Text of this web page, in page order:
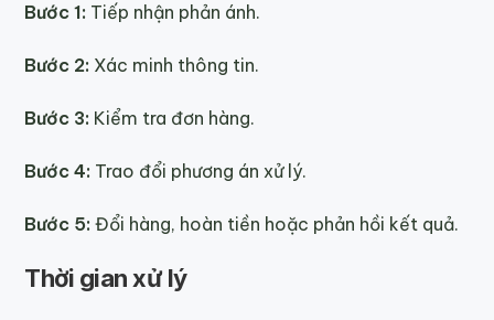
Bước 1: Tiếp nhận phản ánh.
Bước 2: Xác minh thông tin.
Bước 3: Kiểm tra đơn hàng.
Bước 4: Trao đổi phương án xử lý.
Bước 5: Đổi hàng, hoàn tiền hoặc phản hồi kết quả.
Thời gian xử lý